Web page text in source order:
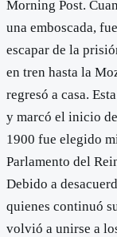
Morning Post.
una emboscada,
escapar de la
en tren hasta la
regresó a casa.
y marcó el inicio
1900 fue elegido
Parlamento del
Debido a
quienes continuó
volvió a unirse a